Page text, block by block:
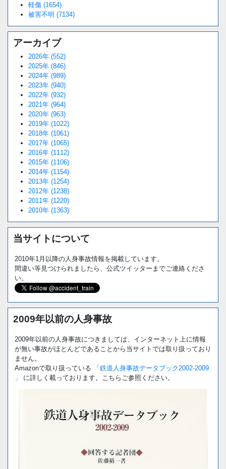
軽傷 (1654)
被害不明 (7134)
アーカイブ
2026年 (552)
2025年 (846)
2024年 (989)
2023年 (940)
2022年 (932)
2021年 (964)
2020年 (963)
2019年 (1022)
2018年 (1061)
2017年 (1065)
2016年 (1112)
2015年 (1106)
2014年 (1154)
2013年 (1254)
2012年 (1238)
2011年 (1220)
2010年 (1363)
当サイトについて
2010年1月以降の人身事故情報を掲載しています。
間違い等見つけられましたら、公式ツイッターまでご連絡くださ
い。
2009年以前の人身事故
2009年以前の人身事故につきましては、インターネット上に情報
が無い事故がほとんどであることから当サイトでは取り扱っており
ません。
Amazonで取り扱っている
「鉄道人身事故データブック2002-2009
」
に詳しく載っております。こちらご参照ください。